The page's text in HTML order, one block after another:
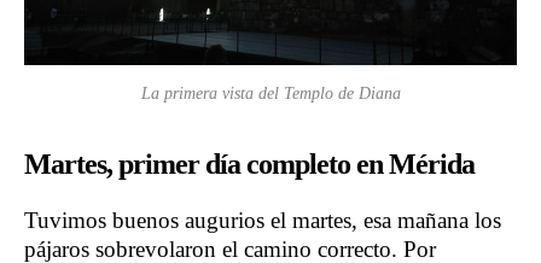
La primera vista del Templo de Diana
Martes, primer día completo en Mérida
Tuvimos buenos augurios el martes, esa mañana los
pájaros sobrevolaron el camino correcto. Por